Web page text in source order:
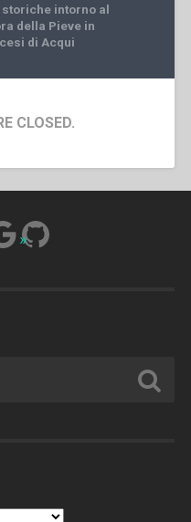
intorno al
della Pieve in
di Acqui
CLOSED.
GitHub